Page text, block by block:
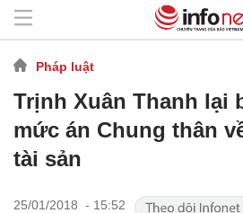
Pháp luật
Trịnh Xuân Thanh lại
mức án Chung thân
tài sản
25/01/2018 - 15:52